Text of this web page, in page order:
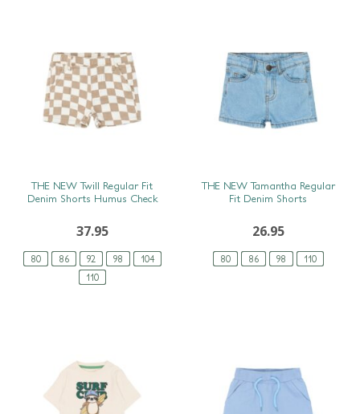
SNEL BEKIJKEN
80 86 92 98
104
110
THE NEW Twill Regular Fit
Denim Shorts Humus Check
37.95
SNEL BEKIJKEN
80 86 98 110
THE NEW Tamantha Regular
Fit Denim Shorts
26.95